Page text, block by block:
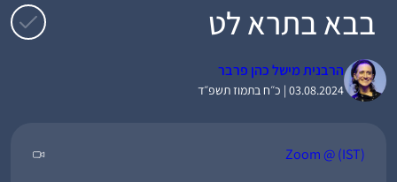
בבא בתרא לט
הרבנית מישל כהן פרבר
03.08.2024 | כ״ח בתמוז תשפ״ד
Zoom @ (IST)